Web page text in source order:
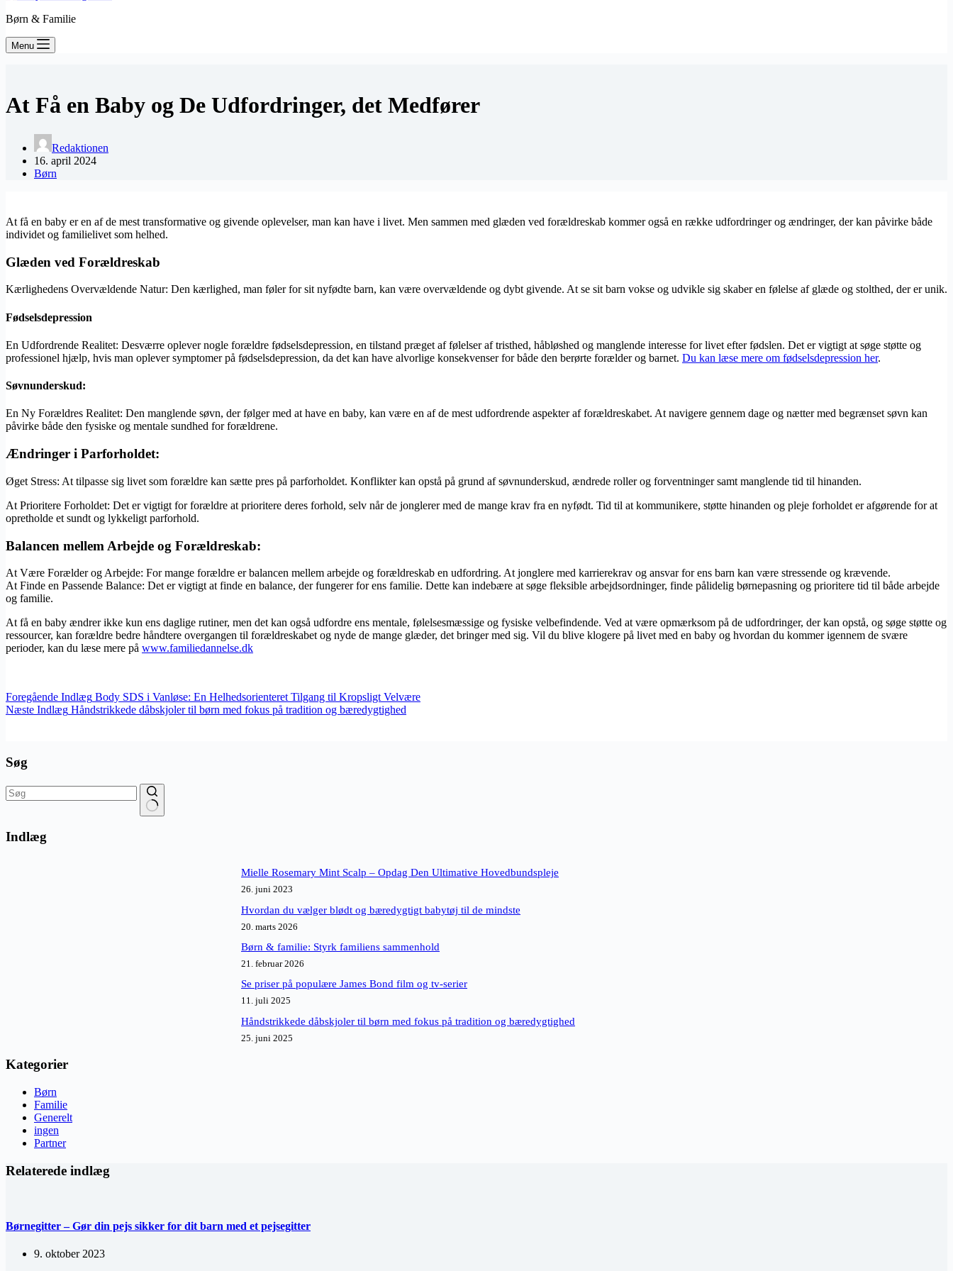
Børn & Familie
Menu
At Få en Baby og De Udfordringer, det Medfører
Redaktionen
16. april 2024
Børn
At få en baby er en af de mest transformative og givende oplevelser, man kan have i livet. Men sammen med glæden ved forældreskab kommer også en række udfordringer og ændringer, der kan påvirke både
individet og familielivet som helhed.
Glæden ved Forældreskab
Kærlighedens Overvældende Natur: Den kærlighed, man føler for sit nyfødte barn, kan være overvældende og dybt givende. At se sit barn vokse og udvikle sig skaber en følelse af glæde og stolthed, der er unik.
Fødselsdepression
En Udfordrende Realitet: Desværre oplever nogle forældre fødselsdepression, en tilstand præget af følelser af tristhed, håbløshed og manglende interesse for livet efter fødslen. Det er vigtigt at søge støtte og
professionel hjælp, hvis man oplever symptomer på fødselsdepression, da det kan have alvorlige konsekvenser for både den berørte forælder og barnet. Du kan læse mere om fødselsdepression her.
Søvnunderskud:
En Ny Forældres Realitet: Den manglende søvn, der følger med at have en baby, kan være en af de mest udfordrende aspekter af forældreskabet. At navigere gennem dage og nætter med begrænset søvn kan
påvirke både den fysiske og mentale sundhed for forældrene.
Ændringer i Parforholdet:
Øget Stress: At tilpasse sig livet som forældre kan sætte pres på parforholdet. Konflikter kan opstå på grund af søvnunderskud, ændrede roller og forventninger samt manglende tid til hinanden.
At Prioritere Forholdet: Det er vigtigt for forældre at prioritere deres forhold, selv når de jonglerer med de mange krav fra en nyfødt. Tid til at kommunikere, støtte hinanden og pleje forholdet er afgørende for at
opretholde et sundt og lykkeligt parforhold.
Balancen mellem Arbejde og Forældreskab:
At Være Forælder og Arbejde: For mange forældre er balancen mellem arbejde og forældreskab en udfordring. At jonglere med karrierekrav og ansvar for ens barn kan være stressende og krævende.
At Finde en Passende Balance: Det er vigtigt at finde en balance, der fungerer for ens familie. Dette kan indebære at søge fleksible arbejdsordninger, finde pålidelig børnepasning og prioritere tid til både arbejde
og familie.
At få en baby ændrer ikke kun ens daglige rutiner, men det kan også udfordre ens mentale, følelsesmæssige og fysiske velbefindende. Ved at være opmærksom på de udfordringer, der kan opstå, og søge støtte og
ressourcer, kan forældre bedre håndtere overgangen til forældreskabet og nyde de mange glæder, det bringer med sig. Vil du blive klogere på livet med en baby og hvordan du kommer igennem de svære
perioder, kan du læse mere på www.familiedannelse.dk
Foregående Indlæg Body SDS i Vanløse: En Helhedsorienteret Tilgang til Kropsligt Velvære
Næste Indlæg Håndstrikkede dåbskjoler til børn med fokus på tradition og bæredygtighed
Søg
resultater
Indlæg
Mielle Rosemary Mint Scalp – Opdag Den Ultimative Hovedbundspleje
26. juni 2023
Hvordan du vælger blødt og bæredygtigt babytøj til de mindste
20. marts 2026
Børn & familie: Styrk familiens sammenhold
21. februar 2026
Se priser på populære James Bond film og tv-serier
11. juli 2025
Håndstrikkede dåbskjoler til børn med fokus på tradition og bæredygtighed
25. juni 2025
Kategorier
Børn
Familie
Generelt
ingen
Partner
Relaterede indlæg
Børnegitter – Gør din pejs sikker for dit barn med et pejsegitter
9. oktober 2023